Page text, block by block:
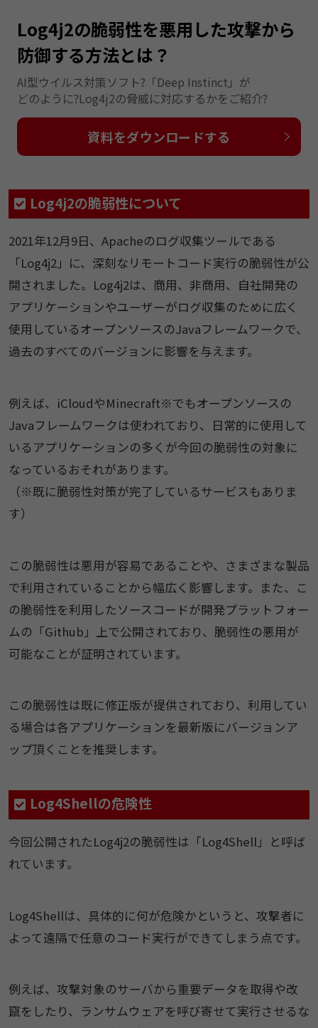
Log4j2の脆弱性を悪用した攻撃から
防御する方法とは？
AI型ウイルス対策ソフト?「Deep Instinct」が
どのように?Log4j2の脅威に対応するかをご紹介?
資料をダウンロードする
Log4j2の脆弱性について​
2021年12月9日、Apacheのログ収集ツールである
「Log4j2」に、深刻なリモートコード実行の脆弱性が公
開されました。Log4j2は、商用、非商用、自社開発の
アプリケーションやユーザーがログ収集のために広く
使用しているオープンソースのJavaフレームワークで、
過去のすべてのバージョンに影響を与えます。
例えば、iCloudやMinecraft※でもオープンソースの
Javaフレームワークは使われており、日常的に使用して
いるアプリケーションの多くが今回の脆弱性の対象に
なっているおそれがあります。
（※既に脆弱性対策が完了しているサービスもありま
す）
この脆弱性は悪用が容易であることや、さまざまな製品
で利用されていることから幅広く影響します。また、こ
の脆弱性を利用したソースコードが開発プラットフォー
ムの「Github」上で公開されており、脆弱性の悪用が
可能なことが証明されています。
この脆弱性は既に修正版が提供されており、利用してい
る場合は各アプリケーションを最新版にバージョンア
ップ頂くことを推奨します。
Log4Shellの危険性
今回公開されたLog4j2の脆弱性は「Log4Shell」と呼ば
れています。
Log4Shellは、具体的に何が危険かというと、攻撃者に
よって遠隔で任意のコード実行ができてしまう点です。
例えば、攻撃対象のサーバから重要データを取得や改
竄をしたり、ランサムウェアを呼び寄せて実行させるな